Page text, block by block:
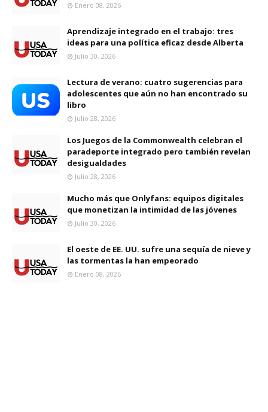
Enero 08, 2026
Aprendizaje integrado en el trabajo: tres
ideas para una política eficaz desde Alberta
Julio 30, 2026
Lectura de verano: cuatro sugerencias para
adolescentes que aún no han encontrado su
libro
Julio 28, 2026
Los Juegos de la Commonwealth celebran el
paradeporte integrado pero también revelan
desigualdades
Julio 28, 2026
Mucho más que Onlyfans: equipos digitales
que monetizan la intimidad de las jóvenes
Julio 30, 2026
El oeste de EE. UU. sufre una sequía de nieve y
las tormentas la han empeorado
Enero 08, 2026